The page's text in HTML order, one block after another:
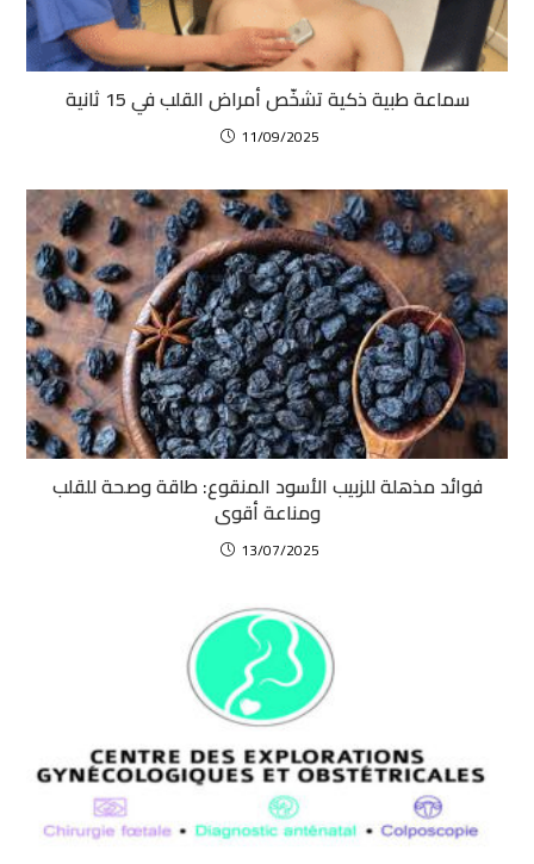
سماعة طبية ذكية تشخّص أمراض القلب في 15 ثانية
11/09/2025
فوائد مذهلة للزبيب الأسود المنقوع: طاقة وصحة للقلب
ومناعة أقوى
13/07/2025